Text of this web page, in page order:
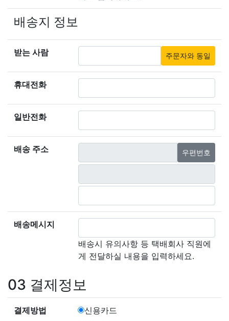
배송지 정보
받는 사람 주문자와 동일
휴대전화
일반전화
배송 주소 우편번호
배송메시지
배송시 유의사항 등 택배회사 직원에
게 전달하실 내용을 입력하세요.
03 결제정보
결제방법
신용카드